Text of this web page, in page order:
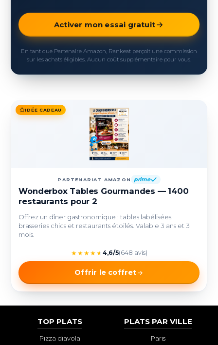
Activer mon essai gratuit
En tant que Partenaire Amazon, Rankeat perçoit une commission
sur les achats éligibles. Aucun coût supplémentaire pour vous.
IDÉE CADEAU
PARTENARIAT AMAZON prime
Wonderbox Tables Gourmandes — 1400
restaurants pour 2
Offrez un dîner gastronomique : tables labélisées,
brasseries chics et restaurants étoilés. Valable 3 ans et 3
mois.
★★★★★ 4,6/5(648 avis)
Offrir le coffret
TOP PLATS
Pizza diavola
PLATS PAR VILLE
Paris